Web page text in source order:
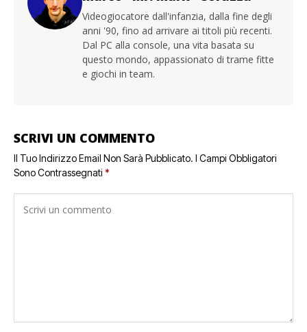
Videogiocatore dall'infanzia, dalla fine degli
anni '90, fino ad arrivare ai titoli più recenti.
Dal PC alla console, una vita basata su
questo mondo, appassionato di trame fitte
e giochi in team.
SCRIVI UN COMMENTO
Il Tuo Indirizzo Email Non Sarà Pubblicato. I Campi Obbligatori
Sono Contrassegnati *